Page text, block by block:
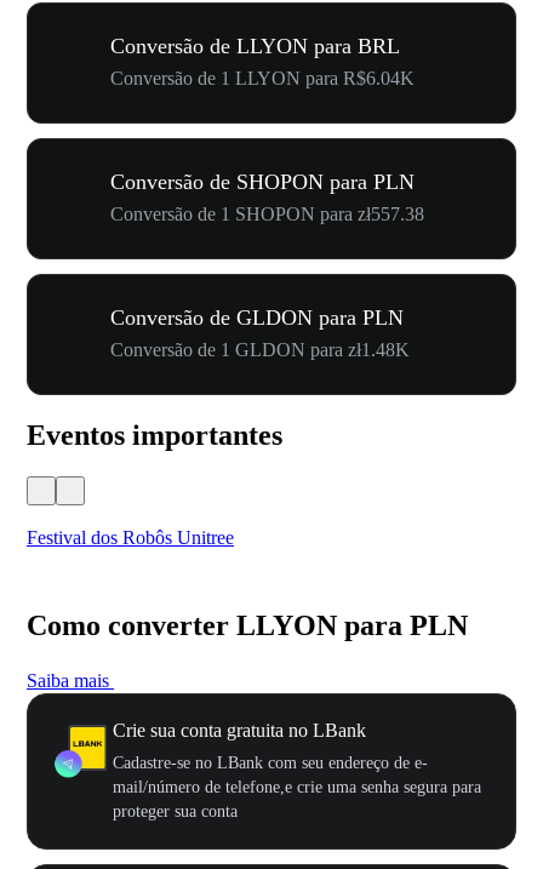
Conversão de LLYON para BRL
Conversão de 1 LLYON para R$6.04K
Conversão de SHOPON para PLN
Conversão de 1 SHOPON para zł557.38
Conversão de GLDON para PLN
Conversão de 1 GLDON para zł1.48K
Eventos importantes
Festival dos Robôs Unitree
Como converter LLYON para PLN
Saiba mais
Crie sua conta gratuita no LBank
Cadastre-se no LBank com seu endereço de e-
mail/número de telefone,e crie uma senha segura para
proteger sua conta